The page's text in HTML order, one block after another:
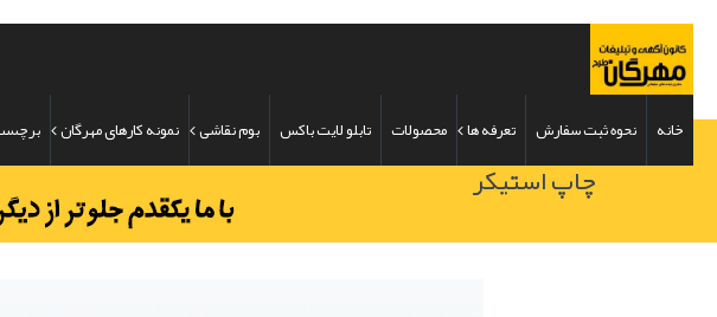
خانه نحوه ثبت سفارش تعرفه ها محصولات تابلو لایت باکس بوم نقاشی نمونه کارهای مهرگان
چاپ استیکر